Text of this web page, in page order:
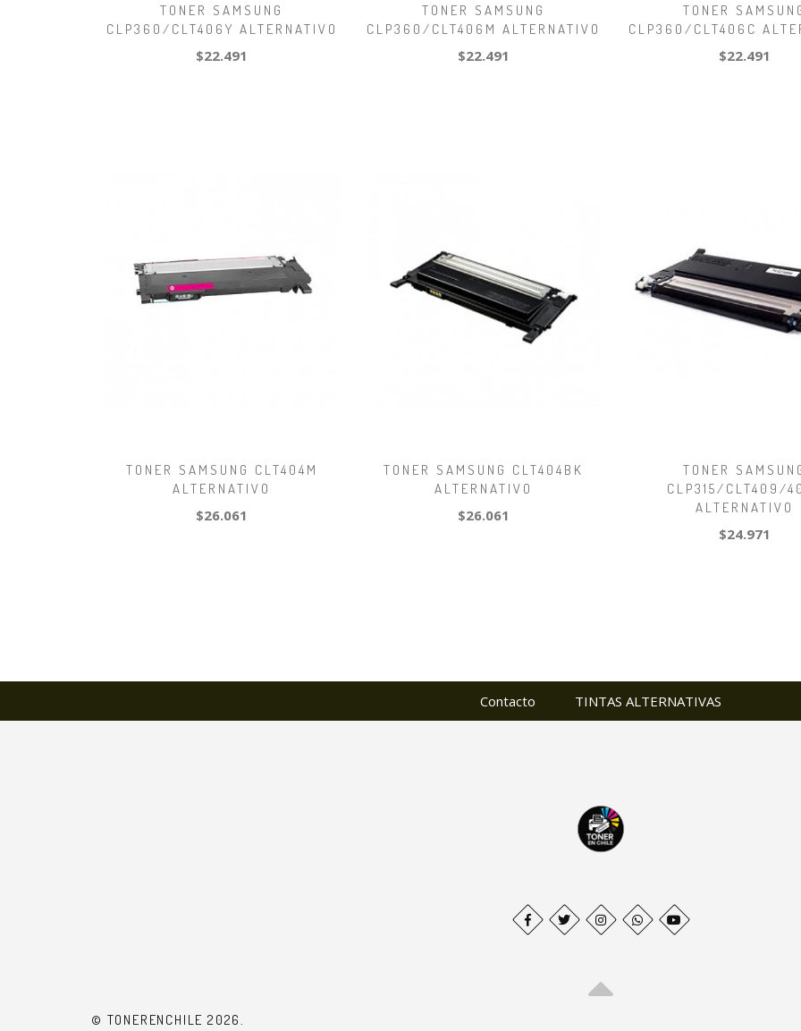
TONER SAMSUNG
CLP360/CLT406Y ALTERNATIVO
$22.491
TONER SAMSUNG
CLP360/CLT406M ALTERNATIVO
$22.491
TONER
CLP360/CLT406C
$22.491
TONER SAMSUNG CLT404M
ALTERNATIVO
$26.061
TONER SAMSUNG CLT404BK
ALTERNATIVO
$26.061
TONER
CLP315/CLT409/
ALTERNATIVO
$24.971
Contacto TINTAS ALTERNATIVAS
© TONERENCHILE 2026.